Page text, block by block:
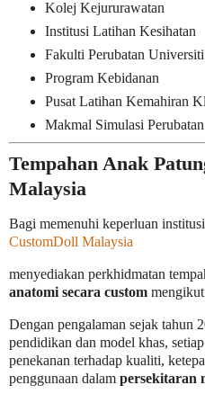
Kolej Kejururawatan
Institusi Latihan Kesihatan
Fakulti Perubatan Universiti
Program Kebidanan
Pusat Latihan Kemahiran
Makmal Simulasi Perubatan
Tempahan Anak
Malaysia
Bagi memenuhi keperluan
CustomDoll Malaysia
menyediakan perkhidmatan
anatomi secara custom
Dengan pengalaman sejak tahun
pendidikan dan model khas,
penekanan terhadap kualiti,
penggunaan dalam persekitaran